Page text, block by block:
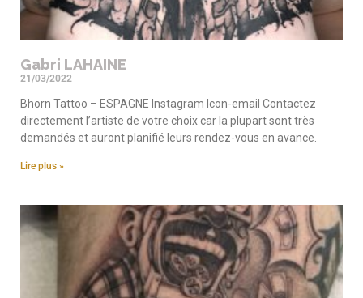
Gabri LAHAINE
21/03/2022
Bhorn Tattoo – ESPAGNE Instagram Icon-email Contactez
directement l’artiste de votre choix car la plupart sont très
demandés et auront planifié leurs rendez-vous en avance.
Lire plus »